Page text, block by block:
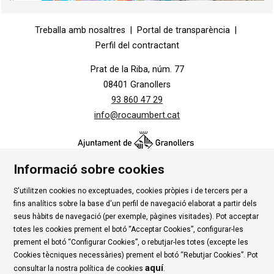
Treballa amb nosaltres
Portal de transparència
Perfil del contractant
Prat de la Riba, núm. 77
08401 Granollers
93 860 47 29
info@rocaumbert.cat
Contacte | Instància Genèrica | Alta Tercers
|
Ús de Cookies
| Política de privadesa | Avís Legal
|
Condicions d'ús Roca Umbert
Link a rssLink a instagramLink a youtubeLink a twitter
Link
Informació sobre cookies
S'utilitzen cookies no exceptuades, cookies pròpies i de tercers per a
fins analítics sobre la base d'un perfil de navegació elaborat a partir dels
seus hàbits de navegació (per exemple, pàgines visitades). Pot acceptar
totes les cookies prement el botó “Acceptar Cookies”, configurar-les
prement el botó “Configurar Cookies”, o rebutjar-les totes (excepte les
Cookies tècniques necessàries) prement el botó “Rebutjar Cookies”. Pot
consultar la nostra política de cookies aquí.